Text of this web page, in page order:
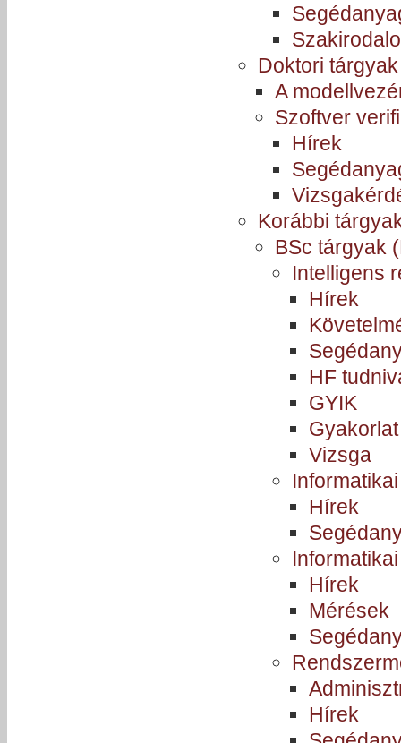
Doktori tárgyak
A
Szoftver
Hírek
Korábbi
BSc tárgyak
Intelligens
Hírek
HF
GYIK
Gyakorlat
Vizsga
Hírek
Hírek
Mérések
Hírek